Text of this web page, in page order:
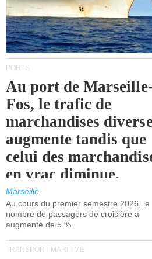
PORTS
Au port de Marseille-
Fos, le trafic de
marchandises
augmente tandis que
celui des
en vrac diminue.
Marseille
Au cours du premier semestre 2026, le
nombre de passagers de croisière a
augmenté de 5 %.
TRANSPORT MARITIME